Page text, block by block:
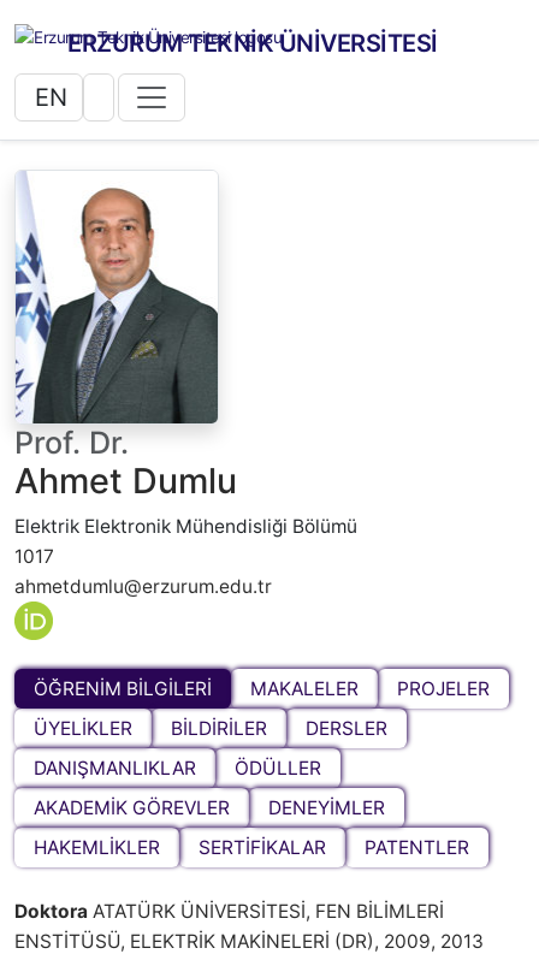
ERZURUM TEKNİK ÜNİVERSİTESİ
EN
Prof. Dr.
Ahmet Dumlu
Elektrik Elektronik Mühendisliği Bölümü
1017
ahmetdumlu@erzurum.edu.tr
ÖĞRENİM BİLGİLERİ MAKALELER
PROJELER
ÜYELİKLER
BİLDİRİLER
DERSLER
DANIŞMANLIKLAR
ÖDÜLLER
AKADEMİK GÖREVLER
DENEYİMLER
HAKEMLİKLER
SERTİFİKALAR PATENTLER
Doktora ATATÜRK ÜNİVERSİTESİ, FEN BİLİMLERİ
ENSTİTÜSÜ, ELEKTRİK MAKİNELERİ (DR), 2009, 2013